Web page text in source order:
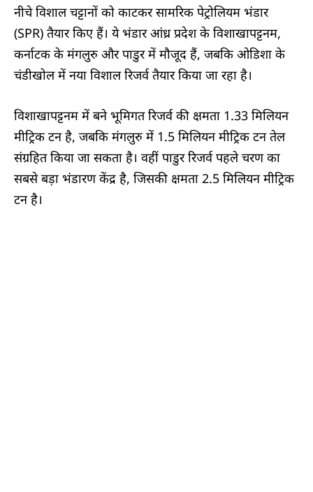
नीचे विशाल चट्टानों को काटकर सामरिक पेट्रोलियम भंडार
(SPR) तैयार किए हैं। ये भंडार आंध्र प्रदेश के विशाखापट्टनम,
कर्नाटक के मंगलुरु और पाडुर में मौजूद हैं, जबकि ओडिशा के
चंडीखोल में नया विशाल रिजर्व तैयार किया जा रहा है।
विशाखापट्टनम में बने भूमिगत रिजर्व की क्षमता 1.33 मिलियन
मीट्रिक टन है, जबकि मंगलुरु में 1.5 मिलियन मीट्रिक टन तेल
संग्रहित किया जा सकता है। वहीं पाडुर रिजर्व पहले चरण का
सबसे बड़ा भंडारण केंद्र है, जिसकी क्षमता 2.5 मिलियन मीट्रिक
टन है।